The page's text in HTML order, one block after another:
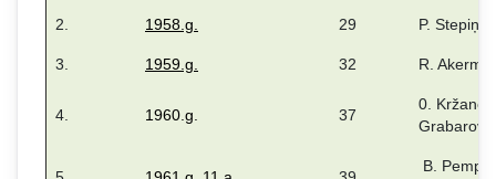
2. 1958.g. 29 P. Stepiņš
3. 1959.g. 32 R.
4. 1960.g. 37
0.
Grabarova
B.